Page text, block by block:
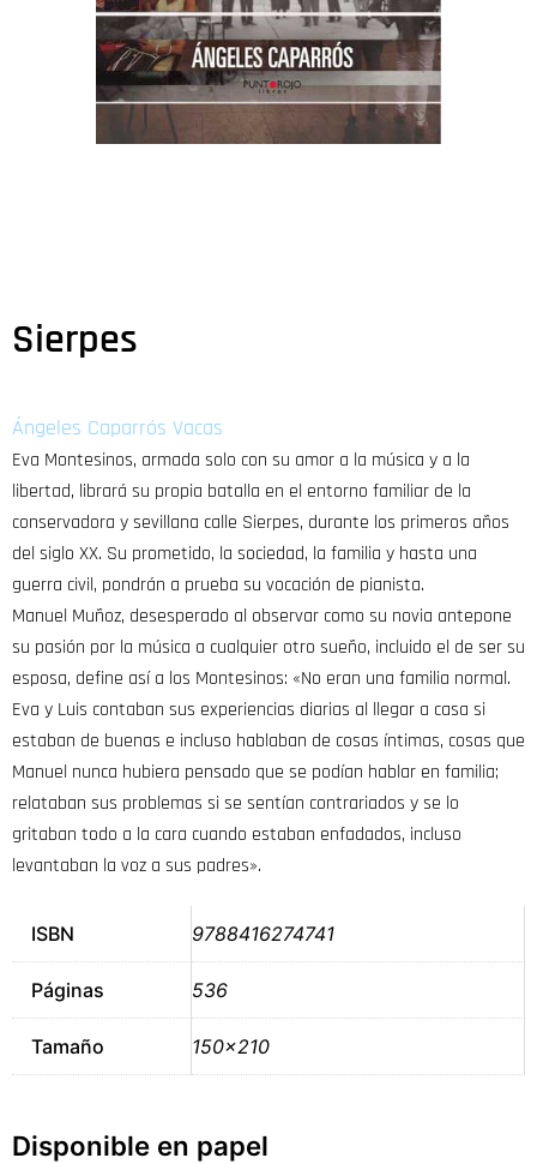
Sierpes
Ángeles Caparrós Vacas
Eva Montesinos, armada solo con su amor a la música y a la
libertad, librará su propia batalla en el entorno familiar de la
conservadora y sevillana calle Sierpes, durante los primeros años
del siglo XX. Su prometido, la sociedad, la familia y hasta una
guerra civil, pondrán a prueba su vocación de pianista.
Manuel Muñoz, desesperado al observar como su novia antepone
su pasión por la música a cualquier otro sueño, incluido el de ser su
esposa, define así a los Montesinos: «No eran una familia normal.
Eva y Luis contaban sus experiencias diarias al llegar a casa si
estaban de buenas e incluso hablaban de cosas íntimas, cosas que
Manuel nunca hubiera pensado que se podían hablar en familia;
relataban sus problemas si se sentían contrariados y se lo
gritaban todo a la cara cuando estaban enfadados, incluso
levantaban la voz a sus padres».
ISBN 9788416274741
Páginas 536
Tamaño 150×210
Disponible en papel